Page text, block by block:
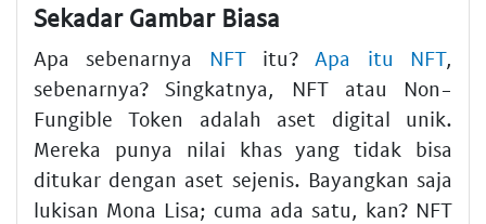
Sekadar Gambar Biasa
Apa sebenarnya NFTitu? Apa itu NFT,
sebenarnya? Singkatnya, NFT atau Non-
Fungible Token adalah aset digital unik.
Mereka punya nilai khas yang tidak bisa
ditukar dengan aset sejenis. Bayangkan saja
lukisan Mona Lisa; cuma ada satu, kan? NFT